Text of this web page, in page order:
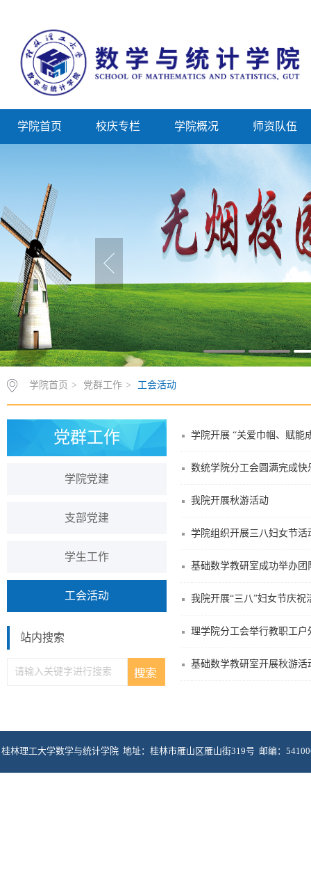
学院首页 校庆专栏 学院概况 师资队伍
学院首页 > 党群工作 > 工会活动
党群工作
学院党建
支部党建
学生工作
工会活动
站内搜索
学院开展 “关爱巾帼、赋能
数统学院分工会圆满完成快
我院开展秋游活动
学院组织开展三八妇女节活
基础数学教研室成功举办团
我院开展“三八”妇女节庆祝
理学院分工会举行教职工户
基础数学教研室开展秋游活
桂林理工大学数学与统计学院 地址：桂林市雁山区雁山街319号 邮